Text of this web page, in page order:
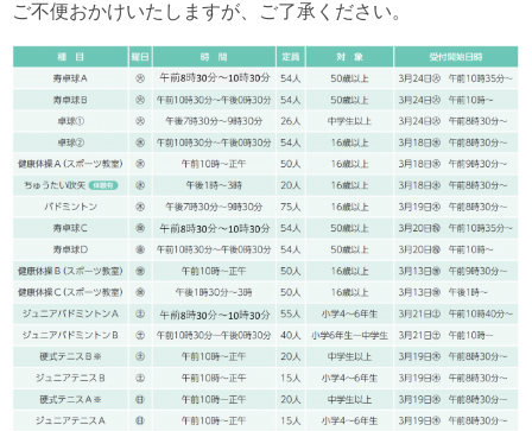
ご不便おかけいたしますが、ご了承ください。